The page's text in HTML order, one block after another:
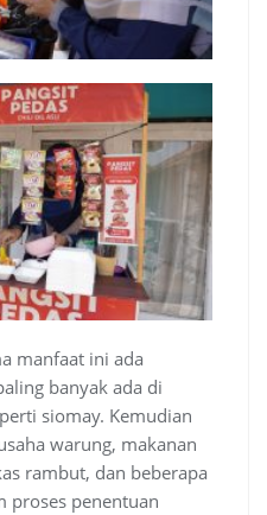
manfaat ini ada
banyak ada di
siomay. Kemudian
warung, makanan
rambut, dan beberapa
proses penentuan